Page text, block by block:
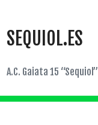
SEQUIOL.ES
A.C. Gaiata 15 “Sequiol”